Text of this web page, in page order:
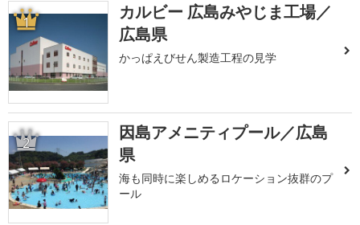
1
カルビー 広島みやじま工場／
広島県
かっぱえびせん製造工程の見学
2
因島アメニティプール／広島
県
海も同時に楽しめるロケーション抜群のプ
ール